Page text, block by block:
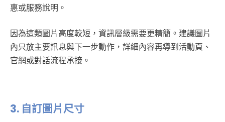
惠或服務說明。
因為這類圖片高度較短，資訊層級需要更精簡。建議圖片
內只放主要訊息與下一步動作，詳細內容再導到活動頁、
官網或對話流程承接。
3. 自訂圖片尺寸